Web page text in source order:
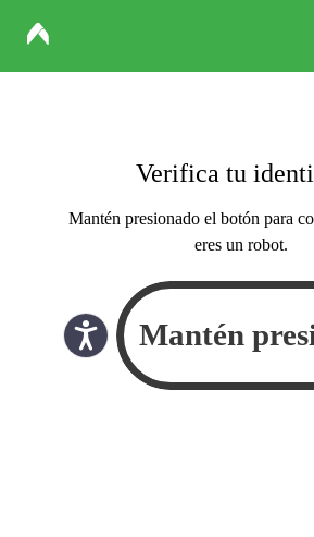
Verifica tu
Mantén presionado el botón para
eres un robot.